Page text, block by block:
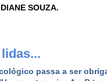
SOUZA.
passa a ser